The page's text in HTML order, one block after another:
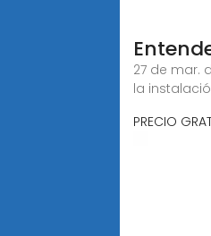
27 de mar.
la
PRECIO